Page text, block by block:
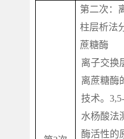
第二次：
柱层析法
蔗糖酶
离子交换
离蔗糖酶
技术。 3,5-
水杨酸法
酶活性的